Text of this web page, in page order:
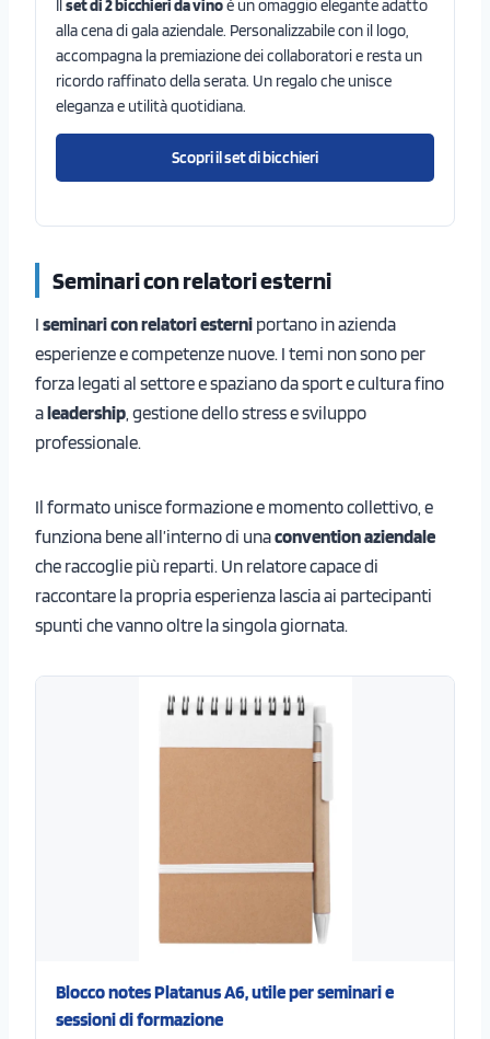
set di 2 bicchieri da vinoè un omaggio elegante adatto
alla cena di gala aziendale. Personalizzabile con il logo,
accompagna la premiazione dei collaboratori e resta un
ricordo raffinato della serata. Un regalo che unisce
eleganza e utilità quotidiana.
Scopri il set di bicchieri
Seminari con relatori esterni
I seminari con relatori esterni portano in azienda
esperienze e competenze nuove. I temi non sono per
forza legati al settore e spaziano da sport e cultura fino
aleadership , gestione dello stress e sviluppo
professionale.
Il formato unisce formazione e momento collettivo, e
funziona bene all’interno di unaconvention aziendale
che raccoglie più reparti. Un relatore capace di
raccontare la propria esperienza lascia ai partecipanti
spunti che vanno oltre la singola giornata.
Blocco notes Platanus A6, utile per seminari e
sessioni di formazione